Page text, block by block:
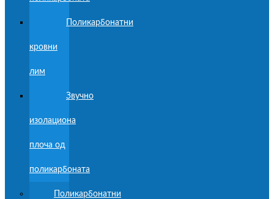
Поликарбонатни
кровни
лим
Звучно
изолациона
плоча од
поликарбоната
Поликарбонатни